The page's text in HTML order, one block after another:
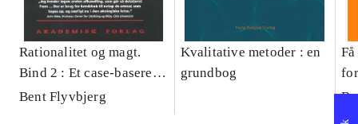
Rationalitet og magt.
Bind 2 : Et case-baseret
studie af planlægning,
Bent Flyvbjerg
Kvalitative metoder : en
grundbog